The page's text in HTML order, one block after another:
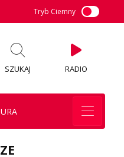
Tryb Ciemny
SZUKAJ RADIO